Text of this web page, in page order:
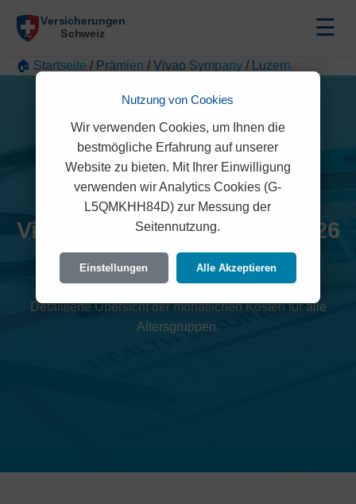
☰
🏠 Startseite / Prämien / Vivao Sympany / Luzern
Vivao Sympany Prämien 2026
(Luzern)
Detaillierte Übersicht der monatlichen Kosten für alle
Altersgruppen.
Nutzung von Cookies
Wir verwenden Cookies, um Ihnen die
bestmögliche Erfahrung auf unserer
Website zu bieten. Mit Ihrer Einwilligung
verwenden wir Analytics Cookies (G-
L5QMKHH84D) zur Messung der
Seitennutzung.
Einstellungen Alle Akzeptieren